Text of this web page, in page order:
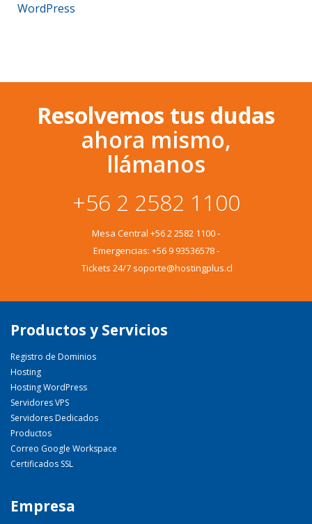
WordPress
Resolvemos tus dudas
ahora mismo,
llámanos
+56 2 2582 1100
Mesa Central +56 2 2582 1100-
Emergencias: +56 9 93536578-
Tickets 24/7 soporte@hostingplus.cl
Productos y Servicios
Registro de Dominios
Hosting
Hosting WordPress
Servidores VPS
Servidores Dedicados
Productos
Correo Google Workspace
Certificados SSL
Empresa